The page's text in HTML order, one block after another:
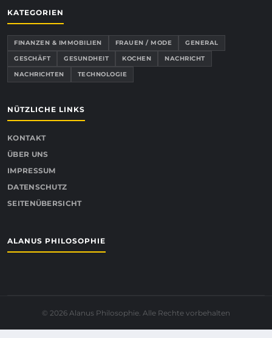
KATEGORIEN
FINANZEN & IMMOBILIEN FRAUEN / MODE
GENERAL
GESCHÄFT
GESUNDHEIT KOCHEN
NACHRICHT
NACHRICHTEN
TECHNOLOGIE
NÜTZLICHE LINKS
KONTAKT
ÜBER UNS
IMPRESSUM
DATENSCHUTZ
SEITENÜBERSICHT
ALANUS PHILOSOPHIE
© 2026 Alanus Philosophie. Alle Rechte vorbehalten